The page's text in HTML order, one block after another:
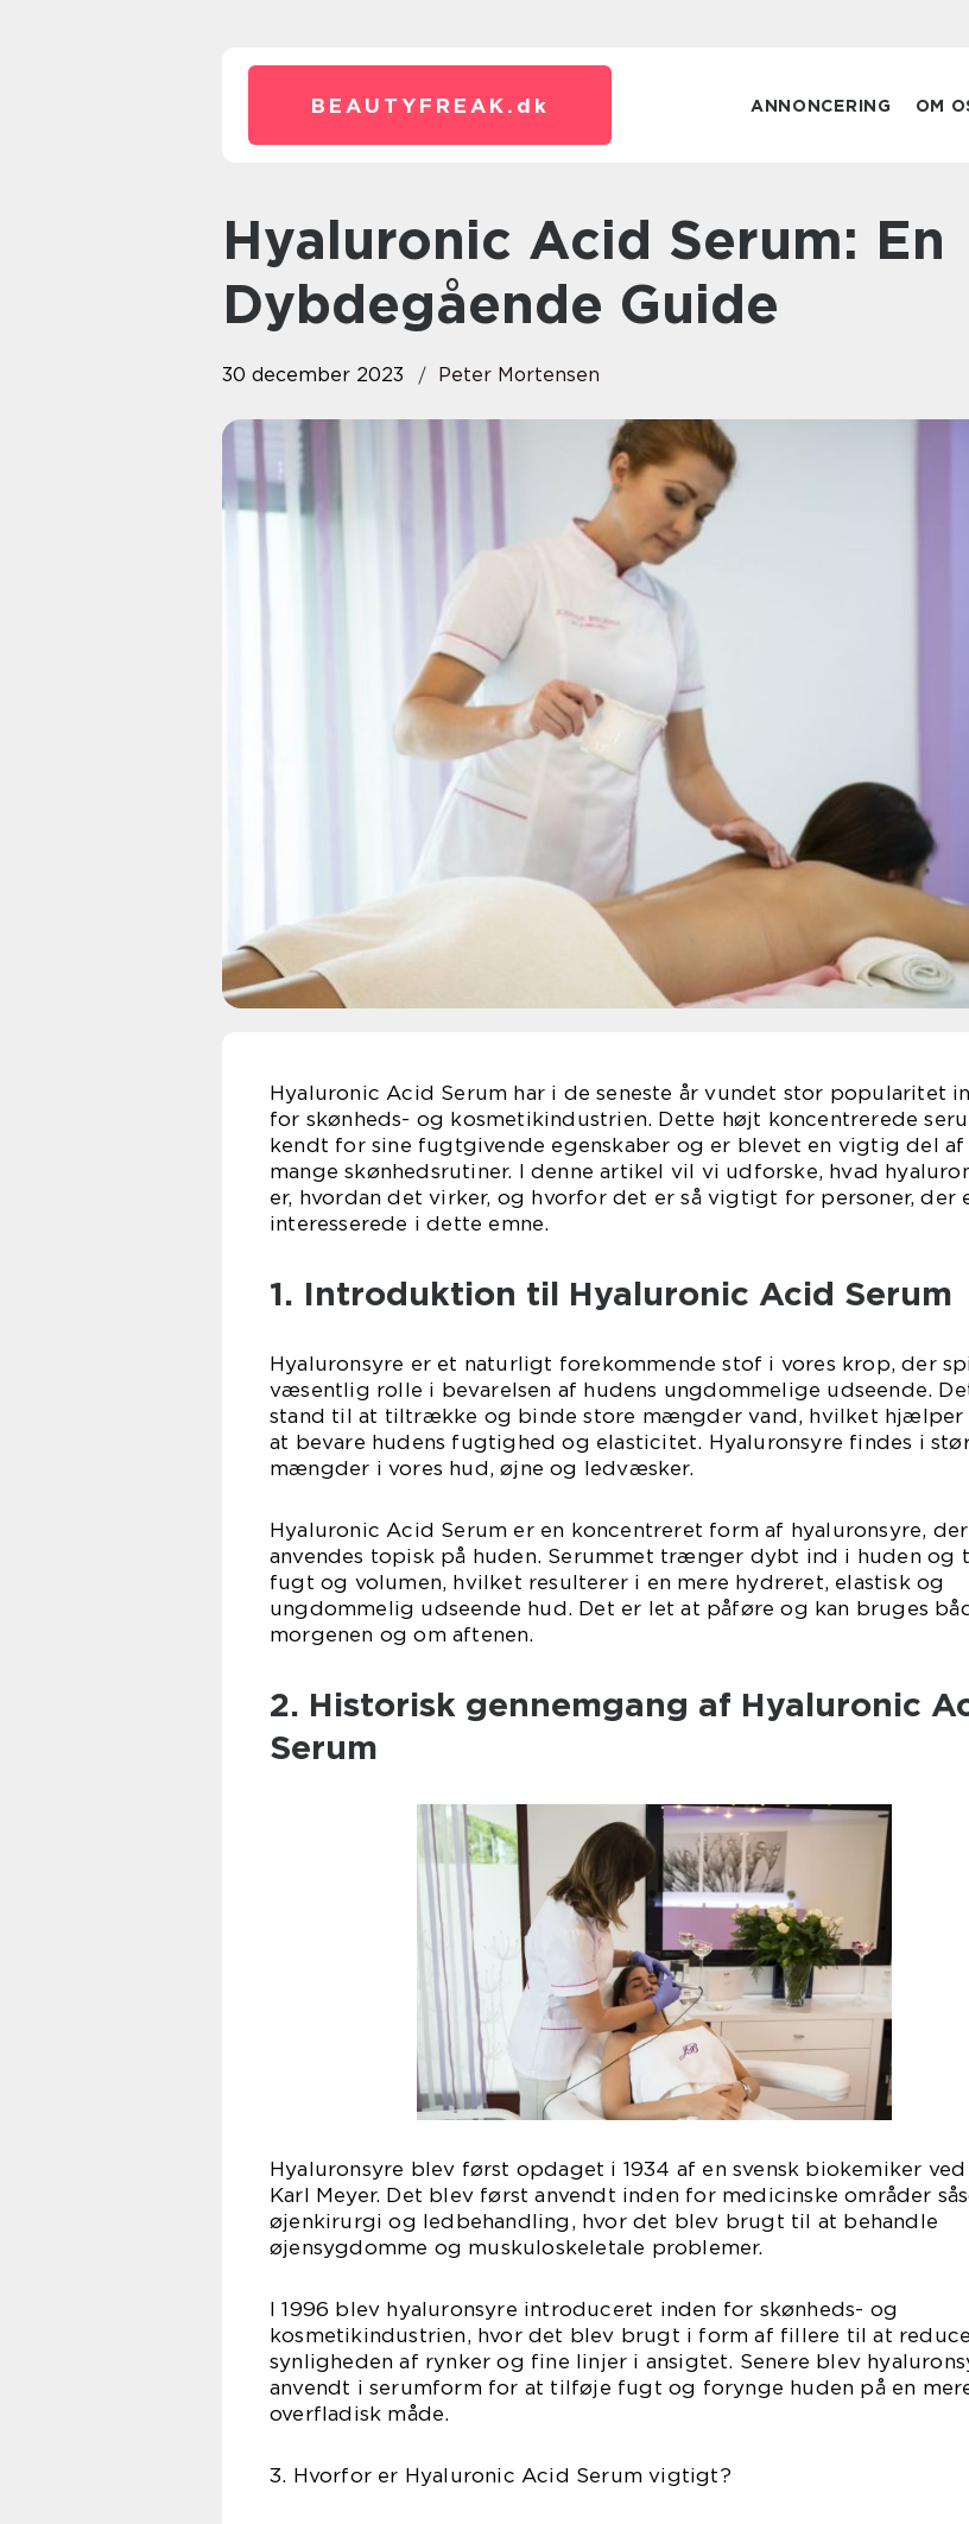
BEAUTYFREAK. dk ANNONCERING OM
Hyaluronic Acid Serum: En
Dybdegående Guide
30 december 2023 Peter Mortensen
Hyaluronic Acid Serum har i de seneste år vundet stor popularitet
for skønheds- og kosmetikindustrien. Dette højt koncentrerede
kendt for sine fugtgivende egenskaber og er blevet en vigtig del af
mange skønhedsrutiner. I denne artikel vil vi udforske, hvad
er, hvordan det virker, og hvorfor det er så vigtigt for personer, der
interesserede i dette emne.
1. Introduktion til Hyaluronic Acid Serum
Hyaluronsyre er et naturligt forekommende stof i vores krop, der
væsentlig rolle i bevarelsen af hudens ungdommelige udseende.
stand til at tiltrække og binde store mængder vand, hvilket hjælper
at bevare hudens fugtighed og elasticitet. Hyaluronsyre findes i
mængder i vores hud, øjne og ledvæsker.
Hyaluronic Acid Serum er en koncentreret form af hyaluronsyre, der
anvendes topisk på huden. Serummet trænger dybt ind i huden og
fugt og volumen, hvilket resulterer i en mere hydreret, elastisk og
ungdommelig udseende hud. Det er let at påføre og kan bruges
morgenen og om aftenen.
2. Historisk gennemgang af Hyaluronic
Serum
Hyaluronsyre blev først opdaget i 1934 af en svensk biokemiker ved
Karl Meyer. Det blev først anvendt inden for medicinske områder
øjenkirurgi og ledbehandling, hvor det blev brugt til at behandle
øjensygdomme og muskuloskeletale problemer.
I 1996 blev hyaluronsyre introduceret inden for skønheds- og
kosmetikindustrien, hvor det blev brugt i form af fillere til at
synligheden af rynker og fine linjer i ansigtet. Senere blev
anvendt i serumform for at tilføje fugt og forynge huden på en
overfladisk måde.
3. Hvorfor er Hyaluronic Acid Serum vigtigt?